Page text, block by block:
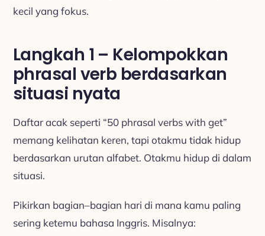
kecil yang fokus.
Langkah 1 – Kelompokkan
phrasal verb berdasarkan
situasi nyata
Daftar acak seperti “50 phrasal verbs with get”
memang kelihatan keren, tapi otakmu tidak hidup
berdasarkan urutan alfabet. Otakmu hidup di dalam
situasi.
Pikirkan bagian–bagian hari di mana kamu paling
sering ketemu bahasa Inggris. Misalnya: